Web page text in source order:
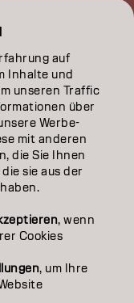
Cookie Policy
auf
Inhalte und
unseren Traffic
über
Werbe-
mit anderen
die Sie Ihnen
sie aus der
, wenn
Cookies
, um Ihre